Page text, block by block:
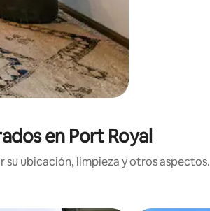
en Port Royal
su ubicación, limpieza y otros aspectos.